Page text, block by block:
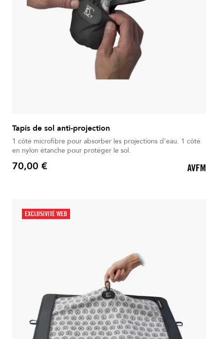
Tapis de sol anti-projection
1 côté microfibre pour absorber les projections d'eau. 1 côté
en nylon étanche pour protéger le sol.
Prix
70,00 € AVFM
EXCLUSIVITÉ WEB